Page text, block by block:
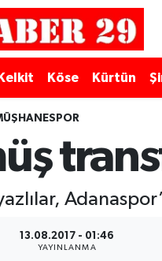
Kelkit Köse Kürtün
13.08.2017 - 01:46
YAYINLANMA
Fikstür